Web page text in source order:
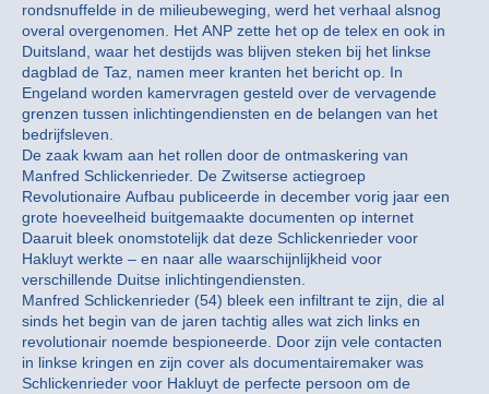
rondsnuffelde in de milieubeweging, werd het verhaal alsnog
overal overgenomen. Het ANP zette het op de telex en ook in
Duitsland, waar het destijds was blijven steken bij het linkse
dagblad de Taz, namen meer kranten het bericht op. In
Engeland worden kamervragen gesteld over de vervagende
grenzen tussen inlichtingendiensten en de belangen van het
bedrijfsleven.
De zaak kwam aan het rollen door de ontmaskering van
Manfred Schlickenrieder. De Zwitserse actiegroep
Revolutionaire Aufbau publiceerde in december vorig jaar een
grote hoeveelheid buitgemaakte documenten op internet
Daaruit bleek onomstotelijk dat deze Schlickenrieder voor
Hakluyt werkte – en naar alle waarschijnlijkheid voor
verschillende Duitse inlichtingendiensten.
Manfred Schlickenrieder (54) bleek een infiltrant te zijn, die al
sinds het begin van de jaren tachtig alles wat zich links en
revolutionair noemde bespioneerde. Door zijn vele contacten
in linkse kringen en zijn cover als documentairemaker was
Schlickenrieder voor Hakluyt de perfecte persoon om de